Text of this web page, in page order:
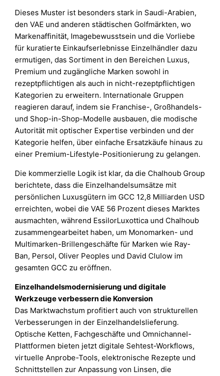
Dieses Muster ist besonders stark in Saudi-Arabien,
den VAE und anderen städtischen Golfmärkten, wo
Markenaffinität, Imagebewusstsein und die Vorliebe
für kuratierte Einkaufserlebnisse Einzelhändler dazu
ermutigen, das Sortiment in den Bereichen Luxus,
Premium und zugängliche Marken sowohl in
rezeptpflichtigen als auch in nicht-rezeptpflichtigen
Kategorien zu erweitern. Internationale Gruppen
reagieren darauf, indem sie Franchise-, Großhandels-
und Shop-in-Shop-Modelle ausbauen, die modische
Autorität mit optischer Expertise verbinden und der
Kategorie helfen, über einfache Ersatzkäufe hinaus zu
einer Premium-Lifestyle-Positionierung zu gelangen.
Die kommerzielle Logik ist klar, da die Chalhoub Group
berichtete, dass die Einzelhandelsumsätze mit
persönlichen Luxusgütern im GCC 12,8 Milliarden USD
erreichten, wobei die VAE 56 Prozent dieses Marktes
ausmachten, während EssilorLuxottica und Chalhoub
zusammengearbeitet haben, um Monomarken- und
Multimarken-Brillengeschäfte für Marken wie Ray-
Ban, Persol, Oliver Peoples und David Clulow im
gesamten GCC zu eröffnen.
Einzelhandelsmodernisierung und digitale
Werkzeuge verbessern die Konversion
Das Marktwachstum profitiert auch von strukturellen
Verbesserungen in der Einzelhandelslieferung.
Optische Ketten, Fachgeschäfte und Omnichannel-
Plattformen bieten jetzt digitale Sehtest-Workflows,
virtuelle Anprobe-Tools, elektronische Rezepte und
Schnittstellen zur Anpassung von Linsen, die